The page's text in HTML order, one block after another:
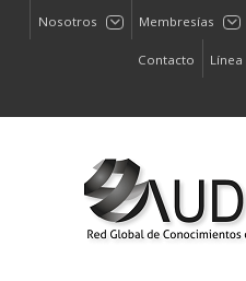
Nosotros Membresías
Contacto Línea